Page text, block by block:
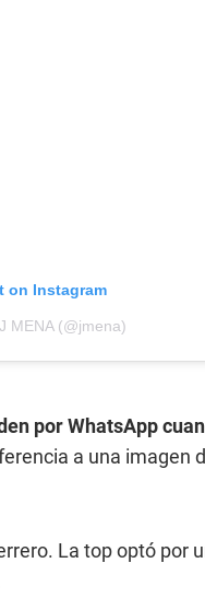
on Instagram
MENA (@jmena)
por WhatsApp
a una imagen
La top optó por